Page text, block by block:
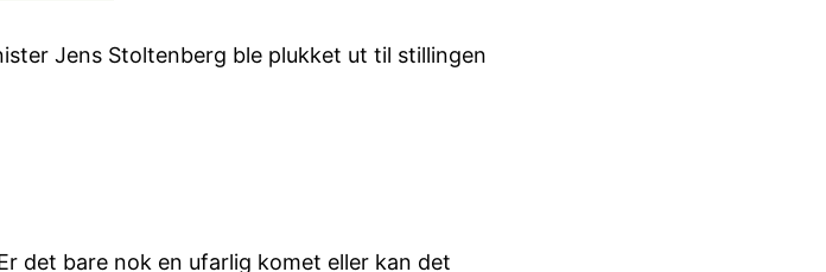
Jens Stoltenberg ble plukket ut til stillingen
det bare nok en ufarlig komet eller kan det